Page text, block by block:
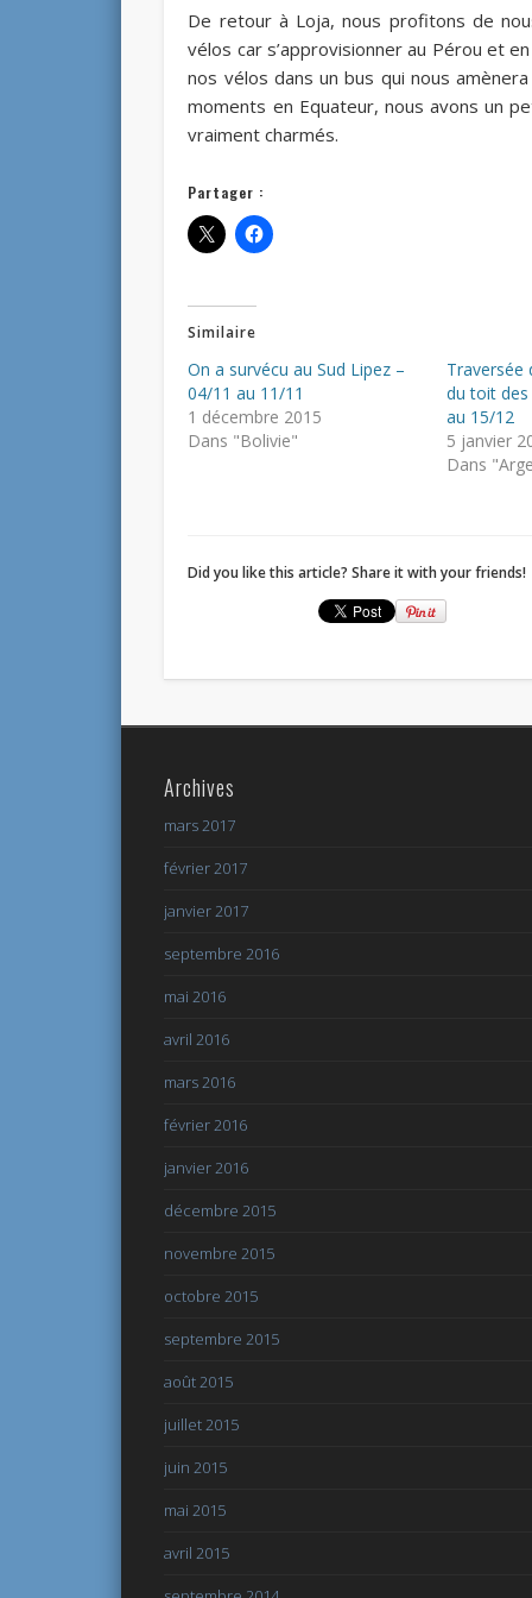
De retour à Loja, nous profitons de
vélos car s’approvisionner au Pérou et
nos vélos dans un bus qui nous
moments en Equateur, nous avons un
vraiment charmés.
Partager :
Similaire
On a survécu au Sud Lipez –
04/11 au 11/11
1 décembre 2015
Dans "Bolivie"
Traversée
du toit
au 15/12
5 janvier
Dans
Did you like this article? Share it with your friends!
Archives
mars 2017
février 2017
janvier 2017
septembre 2016
mai 2016
avril 2016
mars 2016
février 2016
janvier 2016
décembre 2015
novembre 2015
octobre 2015
septembre 2015
août 2015
juillet 2015
juin 2015
mai 2015
avril 2015